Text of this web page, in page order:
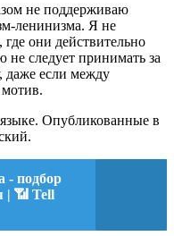
не поддерживаю
ленинизма. Я не
они действительно
следует принимать за
даже если между
Опубликованные в
- подбор
| 📶 Tell